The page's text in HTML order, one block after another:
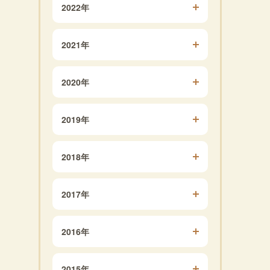
2022年
2021年
2020年
2019年
2018年
2017年
2016年